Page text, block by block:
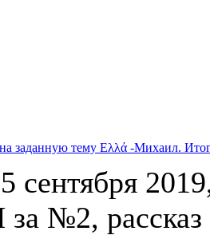
заданную тему Ελλά -Михаил.
сентября
за №2,